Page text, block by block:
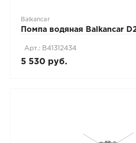
Balkancar
Помпа водяная Balkancar
Арт.: В41312434
5 530 руб.